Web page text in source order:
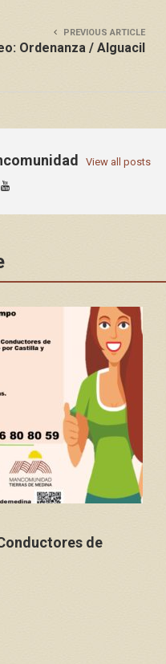
PREVIOUS ARTICLE
Ordenanza / Alguacil
View all posts
de